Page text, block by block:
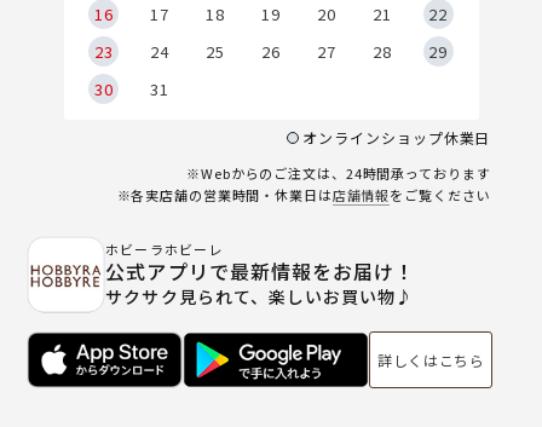
16
17 18 19 20 21
22
23
24 25 26 27 28
29
30
31
オンラインショップ休業日
※Webからのご注文は、24時間承っております
※各実店舗の営業時間・休業日は店舗情報をご覧ください
ホビーラホビーレ
公式アプリで最新情報をお届け！
サクサク見られて、楽しいお買い物♪
詳しくはこちら